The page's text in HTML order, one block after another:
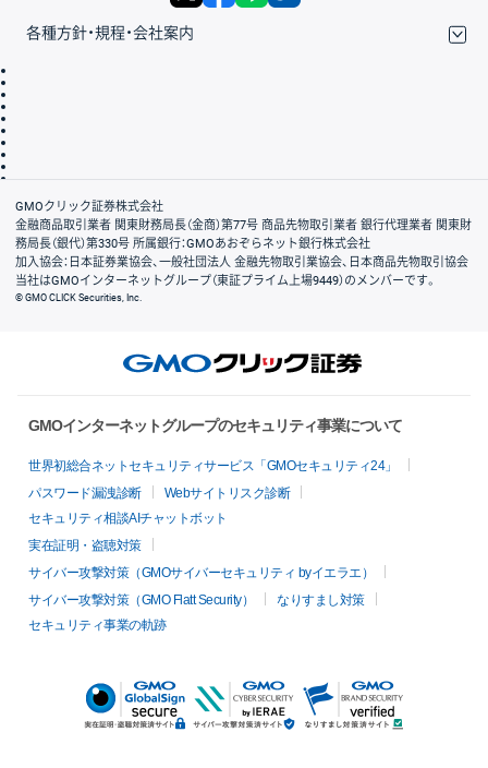
各種方針・規程・会社案内
会社案内
GMOクリック証券株式会社
金融商品取引業者 関東財務局長（金商）第77号 商品先物取引業者 銀行代理業者 関東財
務局長（銀代）第330号 所属銀行：GMOあおぞらネット銀行株式会社
加入協会：日本証券業協会、一般社団法人 金融先物取引業協会、日本商品先物取引協会
当社はGMOインターネットグループ（東証プライム上場9449）のメンバーです。
© GMO CLICK Securities, Inc.
GMOインターネットグループのセキュリティ事業について
世界初総合ネットセキュリティサービス「GMOセキュリティ24」
パスワード漏洩診断
Webサイトリスク診断
セキュリティ相談AIチャットボット
実在証明・盗聴対策
サイバー攻撃対策（GMOサイバーセキュリティ byイエラエ）
サイバー攻撃対策（GMO Flatt Security）
なりすまし対策
セキュリティ事業の軌跡